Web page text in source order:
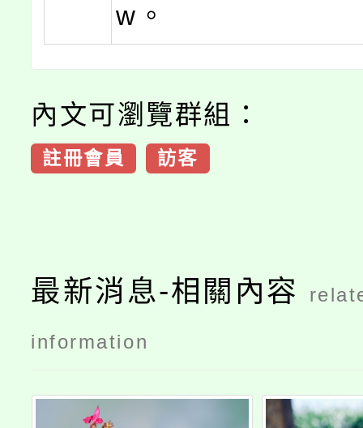
w。
內文可瀏覽群組：
註冊會員 訪客
最新消息-相關內容
information